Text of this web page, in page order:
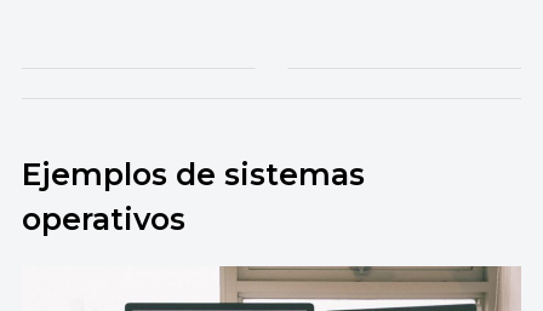
Ejemplos de sistemas
operativos